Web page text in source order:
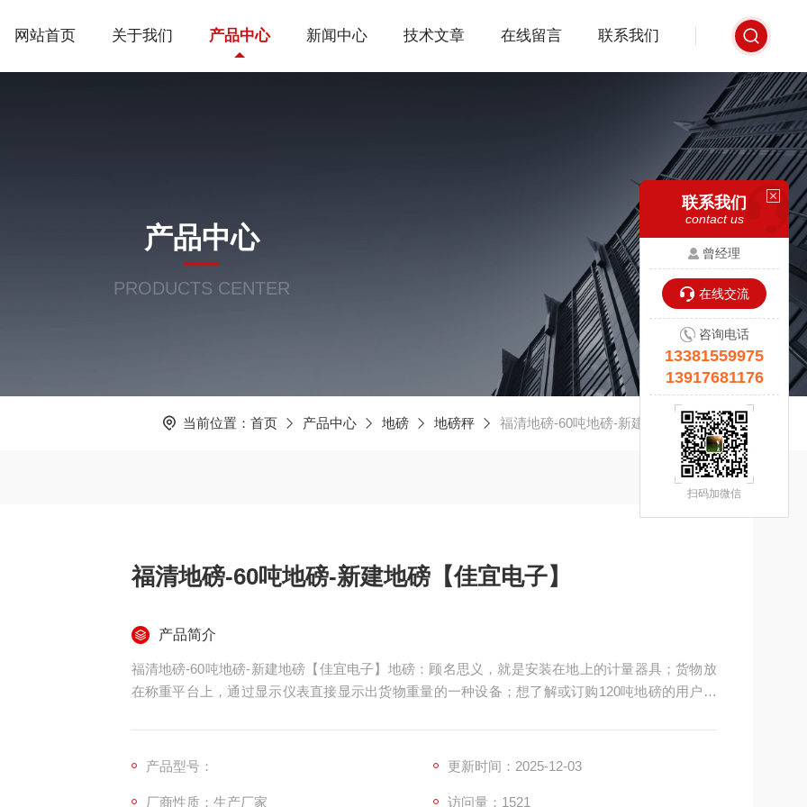
网站首页 关于我们 产品中心 新闻中心 技术文章 在线留言 联系我们
产品中心
PRODUCTS CENTER
当前位置： 首页 产品中心 地磅 地磅秤 福清地磅-60吨地磅-新建地磅【佳宜电子】
福清地磅-60吨地磅-新建地磅【佳宜电子】
产品简介
福清地磅-60吨地磅-新建地磅【佳宜电子】地磅：顾名思义，就是安装在地上的计量器具；货物放
在称重平台上，通过显示仪表直接显示出货物重量的一种设备；想了解或订购120吨地磅的用户，
产品型号： 更新时间：2025-12-03
厂商性质：生产厂家 访问量：1521
联系我们
contact us
曾经理
在线交流
咨询电话
13381559975
13917681176
扫码加微信